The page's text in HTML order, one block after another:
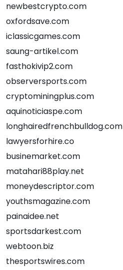
newbestcrypto.com
oxfordsave.com
iclassicgames.com
saung-artikel.com
fasthokivip2.com
observersports.com
cryptominingplus.com
aquinoticiaspe.com
longhairedfrenchbulldog.com
lawyersforhire.co
businemarket.com
matahari88play.net
moneydescriptor.com
youthsmagazine.com
painaidee.net
sportsdarkest.com
webtoon.biz
thesportswires.com